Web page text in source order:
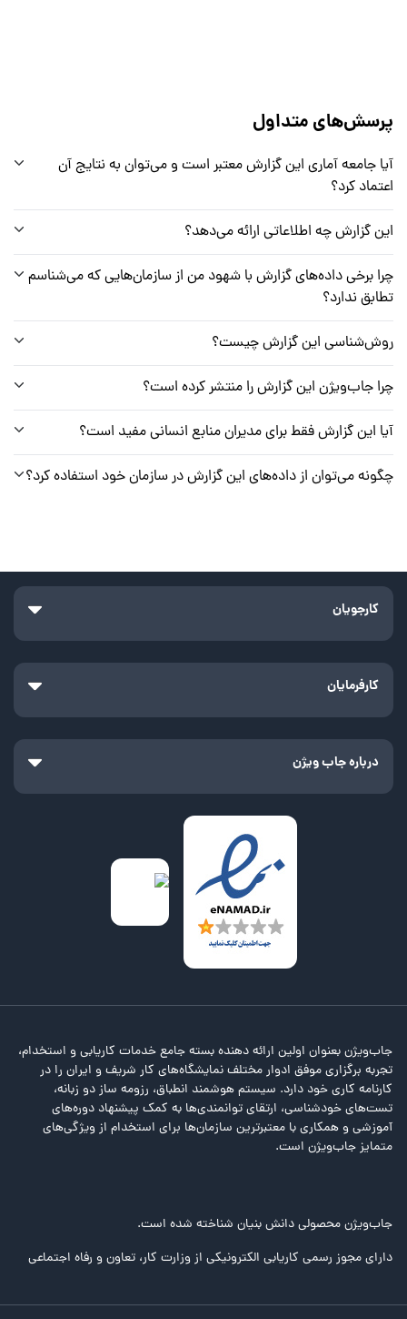
پرسش‌های متداول
آیا جامعه آماری این گزارش معتبر است و می‌توان به نتایج آن
اعتماد کرد؟
این گزارش چه اطلاعاتی ارائه می‌دهد؟
چرا برخی داده‌های گزارش با شهود من از سازمان‌هایی که می‌شناسم
تطابق ندارد؟
روش‌شناسی این گزارش چیست؟
چرا جاب‌ویژن این گزارش را منتشر کرده است؟
آیا این گزارش فقط برای مدیران منابع انسانی مفید است؟
چگونه می‌توان از داده‌های این گزارش در سازمان خود استفاده کرد؟
کارجویان
کارفرمایان
درباره جاب ویژن
جاب‌ویژن بعنوان اولین ارائه دهنده بسته جامع خدمات کاریابی و استخدام،
تجربه برگزاری موفق ادوار مختلف نمایشگاه‌های کار شریف و ایران را در
کارنامه کاری خود دارد. سیستم هوشمند انطباق، رزومه ساز دو زبانه،
تست‌های خودشناسی، ارتقای توانمندی‌ها به کمک پیشنهاد دوره‌های
آموزشی و همکاری با معتبرترین سازمان‌ها برای استخدام از ویژگی‌های
متمایز جاب‌ویژن است.
جاب‌ویژن محصولی دانش بنیان شناخته شده است.
دارای مجوز رسمی کاریابی الکترونیکی از وزارت کار، تعاون و رفاه اجتماعی